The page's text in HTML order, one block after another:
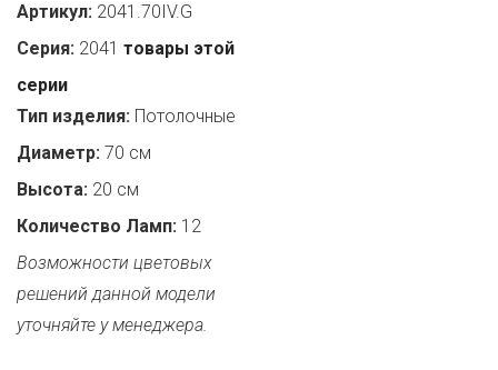
Артикул: 2041.70IV.G
Серия: 2041 товары этой
серии
Тип изделия: Потолочные
Диаметр: 70 см
Высота: 20 см
Количество Ламп: 12
Возможности цветовых
решений данной модели
уточняйте у менеджера.